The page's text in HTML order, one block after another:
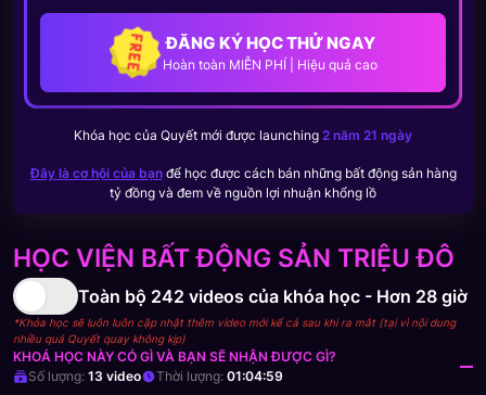
HỌC VIỆN BẤT ĐỘNG SẢN TRIỆU ĐÔ
Toàn bộ 242 videos của khóa học - Hơn 28 giờ
*Khóa học sẽ luôn luôn cập nhật thêm video mới kể cả sau khi ra mắt (tại vì nội dung
nhiều quá Quyết quay không kịp)
KHOÁ HỌC NÀY CÓ GÌ VÀ BẠN SẼ NHẬN ĐƯỢC GÌ?
Số lượng: 13 video Thời lượng: 01:04:59
ĐĂNG KÝ HỌC THỬ NGAY
Hoàn toàn MIỄN PHÍ | Hiệu quả cao
Khóa học của Quyết mới được launching 2 năm 21 ngày
Đây là cơ hội của bạnđể học được cách bán những bất động sản hàng
tỷ đồng và đem về nguồn lợi nhuận khổng lồ